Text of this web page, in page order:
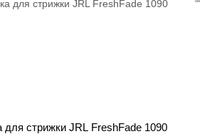
стрижки JRL FreshFade 1090